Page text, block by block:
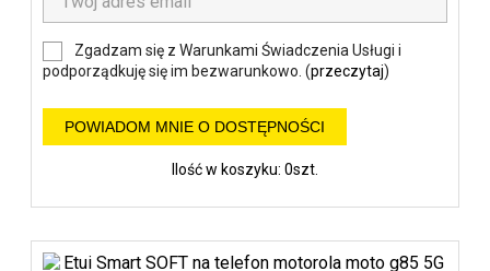
Zgadzam się z Warunkami Świadczenia Usługi i
podporządkuję się im bezwarunkowo. (przeczytaj)
POWIADOM MNIE O DOSTĘPNOŚCI
Ilość w koszyku: 0szt.